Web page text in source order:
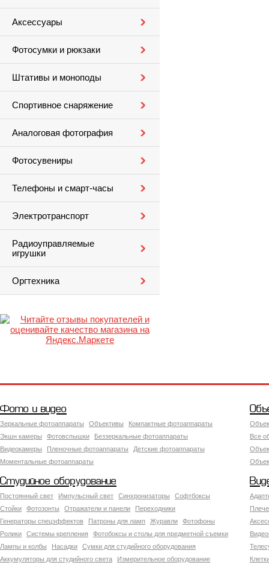
Аксессуары
Фотосумки и рюкзаки
Штативы и моноподы
Спортивное снаряжение
Аналоговая фотография
Фотосувениры
Телефоны и смарт-часы
Электротранспорт
Радиоуправляемые
игрушки
Оргтехника
Фото и видео
Зеркальные фотоаппараты Объективы
Компактные фотоаппараты
Экшн камеры
Фотовспышки
Беззеркальные фотоаппараты
Видеокамеры
Пленочные фотоаппараты
Детские фотоаппараты
Моментальные фотоаппараты
Все
Студийное оборудование
Постоянный свет Импульсный свет Синхронизаторы
Софтбоксы
Стойки
Фотозонты Отражатели и панели
Переходники
Генераторы спецэффектов
Патроны для ламп Журавли
Фотофоны
Ролики
Системы крепления
Фотобоксы и столы для предметной съемки
Лампы и колбы
Насадки
Сумки для студийного оборудования
Аккумуляторы для студийного света
Измерительное оборудование